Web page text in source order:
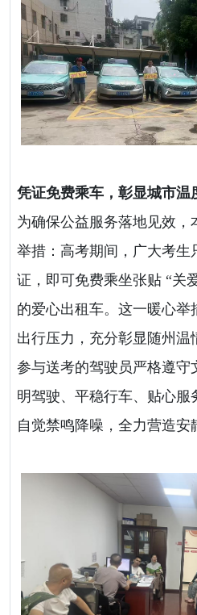
凭证免费乘车，彰显城市温
为确保公益服务落地见效，
举措：高考期间，广大考生
证，即可免费乘坐张贴 “关
的爱心出租车。这一暖心举
出行压力，充分彰显随州温
参与送考的驾驶员严格遵守
明驾驶、平稳行车、贴心服
自觉禁鸣降噪，全力营造安